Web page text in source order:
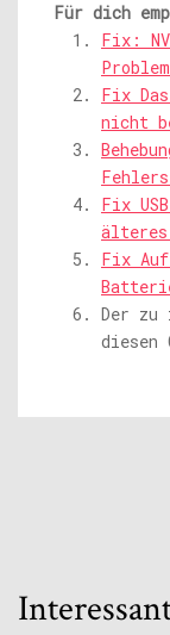
Für dich
Fix:
Fix
nicht
Fix
älteres
Fix Auf
Der
diesen